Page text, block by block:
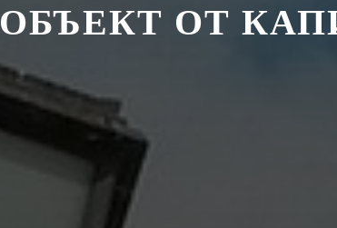
ОБЪЕКТ ОТ